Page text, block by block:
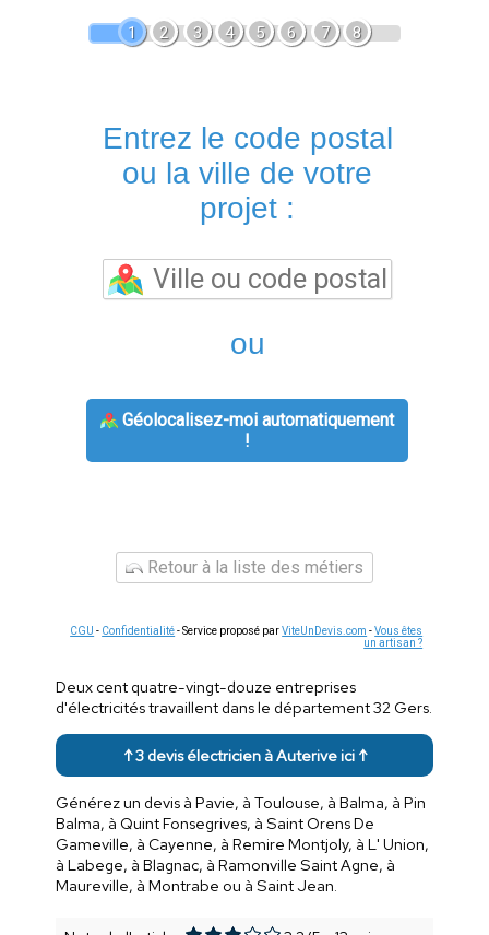
1 2 3 4 5 6 7 8
Entrez le code postal
ou la ville de votre
projet :
ou
Géolocalisez-moi automatiquement
!
Retour à la liste des métiers
CGU - Confidentialité- Service proposé parViteUnDevis.com -Vous êtes
un artisan ?
Deux cent quatre-vingt-douze entreprises
d'électricités travaillent dans le département 32 Gers.
↑ 3 devis électricien à Auterive ici ↑
Générez un devis à Pavie, à Toulouse, à Balma, à Pin
Balma, à Quint Fonsegrives, à Saint Orens De
Gameville, à Cayenne, à Remire Montjoly, à L' Union,
à Labege, à Blagnac, à Ramonville Saint Agne, à
Maureville, à Montrabe ou à Saint Jean.